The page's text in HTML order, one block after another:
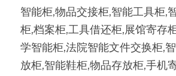
智能柜,物品交接柜,智能工具柜,
柜,档案柜,工具借还柜,展馆寄存
学智能柜,法院智能文件交换柜,
放柜,智能鞋柜,物品存放柜,手机